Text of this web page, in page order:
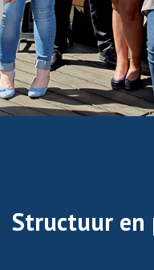
Structuur en